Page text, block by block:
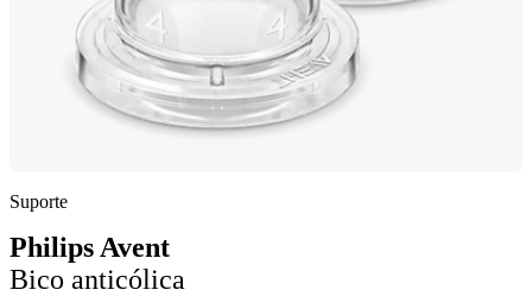
Suporte
Philips Avent
Bico anticólica